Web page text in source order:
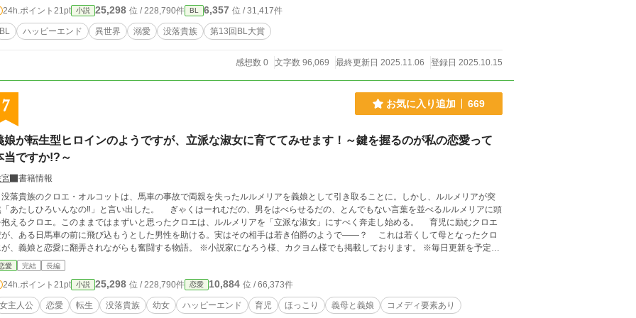
24h.ポイント 21pt 小説 25,298 位 / 228,790件 BL 6,357 位 / 31,417件
BL ハッピーエンド 異世界 溺愛 没落貴族 第13回BL大賞
感想数 0 文字数 96,069 最終更新日 2025.11.06 登録日 2025.10.15
7 お気に入り追加 669
娘が転生型ヒロインのようですが、立派な淑女に育ててみせます！～鍵を握るのが私の恋愛って
当ですか!?～
書籍情報
落貴族のクロエ・オルコットは、馬車の事故で両親を失ったルルメリアを義娘として引き取ることに。しかし、ルルメリアが突
「あたしひろいんなの‼」と言い出した。 ぎゃくはーれむだの、男をはべらせるだの、とんでもない言葉を並べるルルメリアに頭
えるクロエ。このままではまずいと思ったクロエは、ルルメリアを「立派な淑女」にすべく奔走し始める。 育児に励むクロエ
、ある日馬車の前に飛び込もうとした男性を助ける。実はその相手は若き伯爵のようで――？ これは若くして母となったクロ
義娘と恋愛に翻弄されながらも奮闘する物語。 ※小説家になろう様、カクヨム様でも掲載しております。 ※毎日更新を予定し
ります。
愛 完結 長編
24h.ポイント 21pt 小説 25,298 位 / 228,790件 恋愛 10,884 位 / 66,373件
女主人公 恋愛 転生 没落貴族 幼女 ハッピーエンド 育児 ほっこり 義母と義娘 コメディ要素あり